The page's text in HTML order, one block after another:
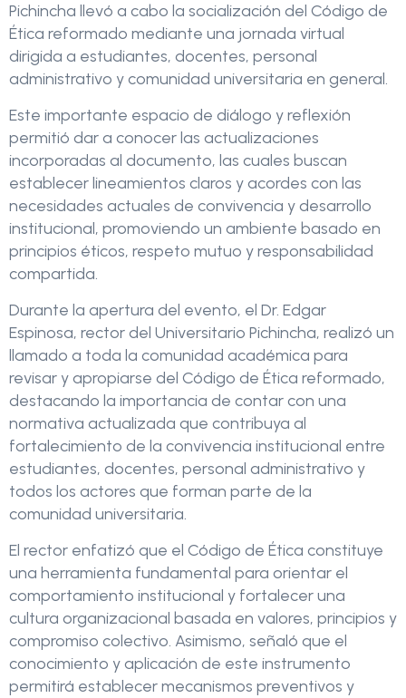
Pichincha llevó a cabo la socialización del Código de
Ética reformado mediante una jornada virtual
dirigida a estudiantes, docentes, personal
administrativo y comunidad universitaria en general.
Este importante espacio de diálogo y reflexión
permitió dar a conocer las actualizaciones
incorporadas al documento, las cuales buscan
establecer lineamientos claros y acordes con las
necesidades actuales de convivencia y desarrollo
institucional, promoviendo un ambiente basado en
principios éticos, respeto mutuo y responsabilidad
compartida.
Durante la apertura del evento, el Dr. Edgar
Espinosa, rector del Universitario Pichincha, realizó un
llamado a toda la comunidad académica para
revisar y apropiarse del Código de Ética reformado,
destacando la importancia de contar con una
normativa actualizada que contribuya al
fortalecimiento de la convivencia institucional entre
estudiantes, docentes, personal administrativo y
todos los actores que forman parte de la
comunidad universitaria.
El rector enfatizó que el Código de Ética constituye
una herramienta fundamental para orientar el
comportamiento institucional y fortalecer una
cultura organizacional basada en valores, principios y
compromiso colectivo. Asimismo, señaló que el
conocimiento y aplicación de este instrumento
permitirá establecer mecanismos preventivos y